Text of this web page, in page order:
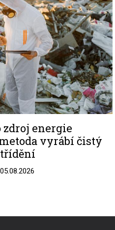
zdroj energie
vyrábí čistý
05.08.2026